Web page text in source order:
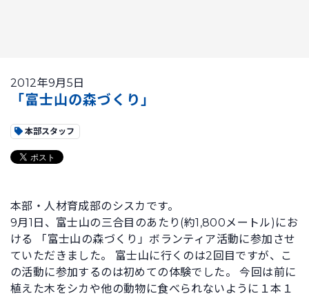
2012年9月5日
「富士山の森づくり」
本部スタッフ
本部・人材育成部のシスカです。
9月1日、富士山の三合目のあたり(約1,800メートル)にお
ける 「富士山の森づくり」ボランティア活動に参加させ
ていただきました。 富士山に行くのは2回目ですが、こ
の活動に参加するのは初めての体験でした。 今回は前に
植えた木をシカや他の動物に食べられないように１本１